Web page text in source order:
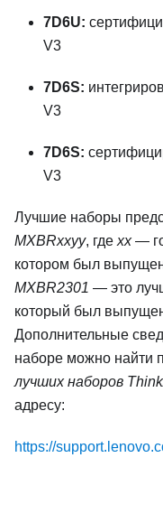
7D6U:
V3
7D6S:
V3
7D6S:
V3
Лучшие наборы
MXBRxxyy, где xx—
котором был
MXBR2301 — это
который был
Дополнительные
наборе можно найти
лучших наборов
адресу:
https://